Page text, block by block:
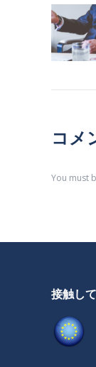
コメ
You must
接触し